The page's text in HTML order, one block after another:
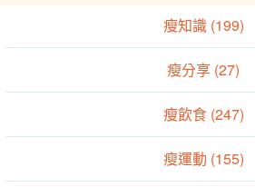
瘦知識 (199)
瘦分享 (27)
瘦飲食 (247)
瘦運動 (155)